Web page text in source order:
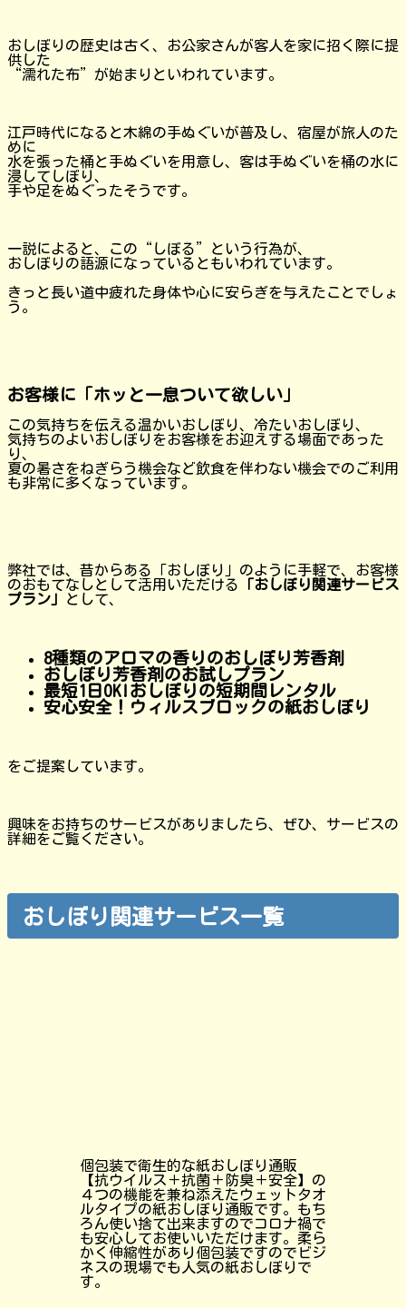
おしぼりの歴史は古く、お公家さんが客人を家に招く際に提
供した
“濡れた布”が始まりといわれています。
江戸時代になると木綿の手ぬぐいが普及し、宿屋が旅人のた
めに
水を張った桶と手ぬぐいを用意し、客は手ぬぐいを桶の水に
浸してしぼり、
手や足をぬぐったそうです。
一説によると、この“しぼる”という行為が、
おしぼりの語源になっているともいわれています。
きっと長い道中疲れた身体や心に安らぎを与えたことでしょ
う。
お客様に「ホッと一息ついて欲しい」
この気持ちを伝える温かいおしぼり、冷たいおしぼり、
気持ちのよいおしぼりをお客様をお迎えする場面であった
り、
夏の暑さをねぎらう機会など飲食を伴わない機会でのご利用
も非常に多くなっています。
弊社では、昔からある「おしぼり」のように手軽で、お客様
のおもてなしとして活用いただける
「おしぼり関連サービス
プラン」
として、
8種類のアロマの香りのおしぼり芳香剤
おしぼり芳香剤のお試しプラン
最短1日OK!おしぼりの短期間レンタル
安心安全！ウィルスブロックの紙おしぼり
をご提案しています。
興味をお持ちのサービスがありましたら、ぜひ、サービスの
詳細をご覧ください。
おしぼり関連サービス一覧
個包装で衛生的な紙おしぼり通販
【抗ウイルス＋抗菌＋防臭＋安全】の
４つの機能を兼ね添えたウェットタオ
ルタイプの紙おしぼり通販です。もち
ろん使い捨て出来ますのでコロナ禍で
も安心してお使いいただけます。柔ら
かく伸縮性があり個包装ですのでビジ
ネスの現場でも人気の紙おしぼりで
す。